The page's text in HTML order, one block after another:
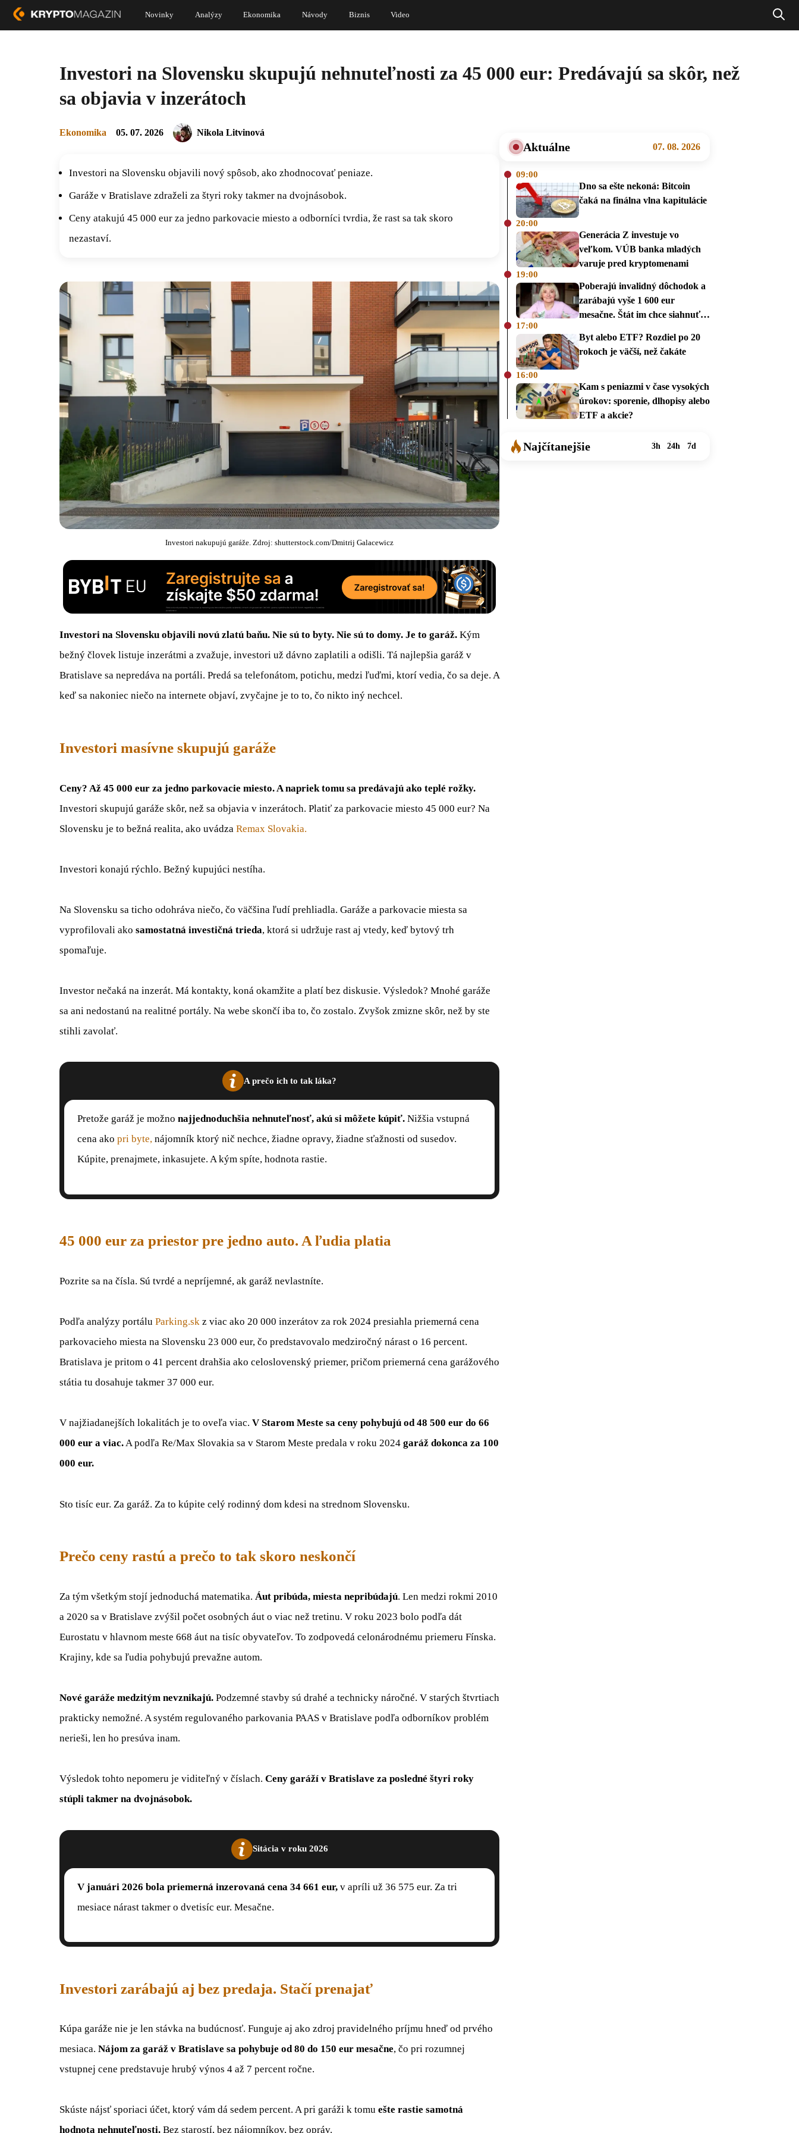
Novinky Analýzy Ekonomika Návody Biznis Video
Investori na Slovensku skupujú nehnuteľnosti za 45 000 eur: Predávajú sa skôr, než
sa objavia v inzerátoch
Ekonomika 05. 07. 2026 Nikola Litvinová
Investori na Slovensku objavili nový spôsob, ako zhodnocovať peniaze.
Garáže v Bratislave zdraželi za štyri roky takmer na dvojnásobok.
Ceny atakujú 45 000 eur za jedno parkovacie miesto a odborníci tvrdia, že rast sa tak skoro
nezastaví.
Investori nakupujú garáže. Zdroj: shutterstock.com/Dmitrij Galacewicz
Investori na Slovensku objavili novú zlatú baňu. Nie sú to byty. Nie sú to domy. Je to garáž. Kým
bežný človek listuje inzerátmi a zvažuje, investori už dávno zaplatili a odišli. Tá najlepšia garáž v
Bratislave sa nepredáva na portáli. Predá sa telefonátom, potichu, medzi ľuďmi, ktorí vedia, čo sa deje. A
keď sa nakoniec niečo na internete objaví, zvyčajne je to to, čo nikto iný nechcel.
Investori masívne skupujú garáže
Ceny? Až 45 000 eur za jedno parkovacie miesto. A napriek tomu sa predávajú ako teplé rožky.
Investori skupujú garáže skôr, než sa objavia v inzerátoch. Platiť za parkovacie miesto 45 000 eur? Na
Slovensku je to bežná realita, ako uvádza Remax Slovakia.
Investori konajú rýchlo. Bežný kupujúci nestíha.
Na Slovensku sa ticho odohráva niečo, čo väčšina ľudí prehliadla. Garáže a parkovacie miesta sa
vyprofilovali ako samostatná investičná trieda, ktorá si udržuje rast aj vtedy, keď bytový trh
spomaľuje.
Investor nečaká na inzerát. Má kontakty, koná okamžite a platí bez diskusie. Výsledok? Mnohé garáže
sa ani nedostanú na realitné portály. Na webe skončí iba to, čo zostalo. Zvyšok zmizne skôr, než by ste
stihli zavolať.
A prečo ich to tak láka?
Pretože garáž je možno najjednoduchšia nehnuteľnosť, akú si môžete kúpiť. Nižšia vstupná
cena ako pri byte, nájomník ktorý nič nechce, žiadne opravy, žiadne sťažnosti od susedov.
Kúpite, prenajmete, inkasujete. A kým spíte, hodnota rastie.
45 000 eur za priestor pre jedno auto. A ľudia platia
Pozrite sa na čísla. Sú tvrdé a nepríjemné, ak garáž nevlastníte.
Podľa analýzy portálu Parking.sk z viac ako 20 000 inzerátov za rok 2024 presiahla priemerná cena
parkovacieho miesta na Slovensku 23 000 eur, čo predstavovalo medziročný nárast o 16 percent.
Bratislava je pritom o 41 percent drahšia ako celoslovenský priemer, pričom priemerná cena garážového
státia tu dosahuje takmer 37 000 eur.
V najžiadanejších lokalitách je to oveľa viac. V Starom Meste sa ceny pohybujú od 48 500 eur do 66
000 eur a viac.A podľa Re/Max Slovakia sa v Starom Meste predala v roku 2024 garáž dokonca za 100
000 eur.
Sto tisíc eur. Za garáž. Za to kúpite celý rodinný dom kdesi na strednom Slovensku.
Prečo ceny rastú a prečo to tak skoro neskončí
Za tým všetkým stojí jednoduchá matematika. Áut pribúda, miesta nepribúdajú. Len medzi rokmi 2010
a 2020 sa v Bratislave zvýšil počet osobných áut o viac než tretinu. V roku 2023 bolo podľa dát
Eurostatu v hlavnom meste 668 áut na tisíc obyvateľov. To zodpovedá celonárodnému priemeru Fínska.
Krajiny, kde sa ľudia pohybujú prevažne autom.
Nové garáže medzitým nevznikajú. Podzemné stavby sú drahé a technicky náročné. V starých štvrtiach
prakticky nemožné. A systém regulovaného parkovania PAAS v Bratislave podľa odborníkov problém
nerieši, len ho presúva inam.
Výsledok tohto nepomeru je viditeľný v číslach. Ceny garáží v Bratislave za posledné štyri roky
stúpli takmer na dvojnásobok.
Sitácia v roku 2026
V januári 2026 bola priemerná inzerovaná cena 34 661 eur, v apríli už 36 575 eur. Za tri
mesiace nárast takmer o dvetisíc eur. Mesačne.
Investori zarábajú aj bez predaja. Stačí prenajať
Kúpa garáže nie je len stávka na budúcnosť. Funguje aj ako zdroj pravidelného príjmu hneď od prvého
mesiaca. Nájom za garáž v Bratislave sa pohybuje od 80 do 150 eur mesačne, čo pri rozumnej
vstupnej cene predstavuje hrubý výnos 4 až 7 percent ročne.
Skúste nájsť sporiaci účet, ktorý vám dá sedem percent. A pri garáži k tomu ešte rastie samotná
hodnota nehnuteľnosti. Bez starostí, bez nájomníkov, bez opráv.
Aktuálne 07. 08. 2026
09:00
Dno sa ešte nekoná: Bitcoin
čaká na finálna vlna kapitulácie
20:00
Generácia Z investuje vo
veľkom. VÚB banka mladých
varuje pred kryptomenami
19:00
Poberajú invalidný dôchodok a
zarábajú vyše 1 600 eur
mesačne. Štát im chce siahnuť
17:00
Byt alebo ETF? Rozdiel po 20
rokoch je väčší, než čakáte
16:00
Kam s peniazmi v čase vysokých
úrokov: sporenie, dlhopisy alebo
ETF a akcie?
Najčítanejšie 3h 24h 7d